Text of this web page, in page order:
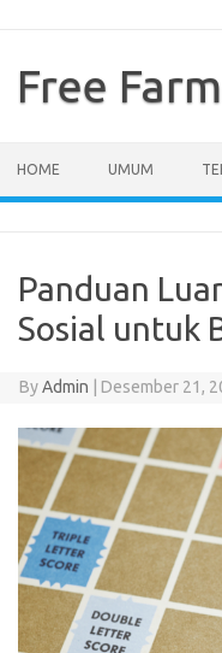
contentFree
HOME UMUM
Panduan
Sosial untuk
ByAdmin Desember 21,